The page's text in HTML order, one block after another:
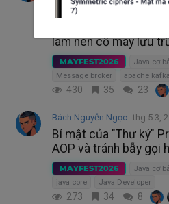
Trending thg 5 28, 3:03 CH
Giải phẫu Apache
làm nên cỗ máy lưu
MAYFEST2026 Java cơ
Message broker
apache kafka
430 35 23
Bách Nguyễn Ngọc thg 5 3,
Bí mật của "Thư ký"
AOP và tránh bẫy gọi
MAYFEST2026 Java cơ
java core
Java Developer
273 34 8